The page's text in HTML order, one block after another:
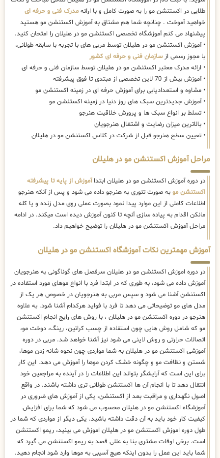
طلایی در اکستنشن مو را به صورت کامل و با ارائه مدرک فنی و حرفه ای
خواهید آموخت . چنانچه شما هم مشتاق به آموزش اکستنشن مو هستید
پیشنهاد می کنم آموزشگاه تخصصی اکستنشن مو در هلیلان را امتحان کنید.
• آموزش اکستنشن مو در هلیلان توسط مربی های با تجربه با سابقه طولانی،
با مجوز رسمی ازسازمان فنی و حرفه ای کشور
• ارائه مدرک معتبر اکستنشن مو در هلیلان توسط سازمان فنی و حرفه ای
• آموزش بیش از 70 لاین تخصصی از مبتدی تا فوق پیشرفته
• مشاوه و استعدادیابی برای آموزش حرفه ای در زمینه اکستنشن مو
• آموزش جدیدترین سبک های روز دنیا در زمینه اکستنشن مو
• تسلط بر انواع سبک ها و پرورش خلاقیت هنرجو
• بالاترین میزان رضایت و اشتغال هنرجویان
• تعیین سطح هنرجو قبل از شرکت در کلاس اکستنشن مو در هلیلان
مراحل آموزش اکستنشن مو در هلیلان
در دوره آموزش اکستنشن مو در هلیلان ابتداآموزش از پایه تا پیشرفته
اکستنشن مو به صورت تئوری به هنرجو داده می شود و پس از آنکه هنرجو
اطلاعات کاملی از این موارد پیدا نمود بصورت عملی روی مدل زنده و یا کله
مانکن اقدام به پیاده سازی آنچه تا کنون آموزش دیده است میکند. در ادامه
مراحل آموزش اکستنشن مو در هلیلان را توضیح خواهیم داد.
آموزش مهمترین نکات آموزشگاه اکستنشن مو در هلیلان
در دوره اموزش اکستنشن مو در هلیلان سرفصل های گوناگونی به هنرجویان
آموزش داده می شود، به طوری که در ابتدا فرد با انواع موهای مورد استفاده در
اکستنشن آشنا می شود و سپس مربی به هنرجویان در خصوص هر یک از
مدل های مو توضیحاتی می دهد تا فرد با فواید هرکدام آشنا شود. به علاوه
هنرجو در دوره اکستنشن مو در هلیلان ، با روش های رایج انجام اکستنشن
مو که شامل روش هایی چون استفاده از چسب کراتین، رینگ، دوخت مو،
اتصالات حرارتی و روش لاینی می شود نیز آشنا خواهد شد. مربی در دوره
آموزشی اکستنشن مو در هلیلان به شما مواردی چون نحوه شانه زدن موها،
شستن و نظافت مو و چگونه خشک کردن موها را آموزش می دهد. این کار
برای این است که آرایشگر بتواند این اطلاعات را در آینده به مراجعین خود
انتقال دهد تا با انجام آن ها اکستنشن طولانی تری داشته باشند. در واقع
اصول نگهداری و مراقبت بعد از اکستنشن، یکی از آموزش های ضروری در
آموزشگاه اکستنشن مو در هلیلان محسوب می شود که شما برای افزایش
کیفیت کار خود باید به آن دقت داشته باشید. یکی دیگر از مواردی که شما در
طول دوره اموزش اکستنشن مو در هلیلان اموزش می بینید، ریمو اکستنشن
است. برخی اوقات مشتری بنا به عللی قصد به ریمو اکستنشن می گیرد که
شما باید این عمل را بدون اینکه هیچ آسیبی به موها وارد شود انجام دهید.